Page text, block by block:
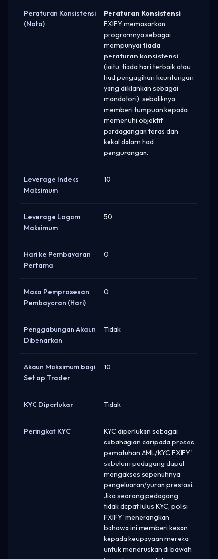
Peraturan Konsistensi
(Nota)
Peraturan Konsistensi
FXIFY memasarkan
programnya sebagai
mempunyai tiada
peraturan konsistensi
(iaitu, tiada hari terbaik atau
had pengagihan keuntungan
yang diiklankan sebagai
mandatori), sebaliknya
memberi tumpuan kepada
memenuhi objektif
perdagangan teras dan
kekal dalam had
pengurangan.
Leverage Indeks
Maksimum
10
Leverage Logam
Maksimum
50
Hari ke Pembayaran
Pertama
0
Masa Pemprosesan
Pembayaran (Hari)
0
Penggabungan Akaun
Dibenarkan
Tidak
Akaun Maksimum bagi
Setiap Trader
10
KYC Diperlukan Tidak
Peringkat KYC
KYC diperlukan sebagai
sebahagian daripada proses
pematuhan AML/KYC FXIFY'
sebelum pedagang dapat
mengakses sepenuhnya
pengeluaran/yuran prestasi.
Jika seorang pedagang
tidak dapat lulus KYC, polisi
FXIFY' menerangkan
bahawa ini memberi kesan
kepada keupayaan mereka
untuk meneruskan di bawah